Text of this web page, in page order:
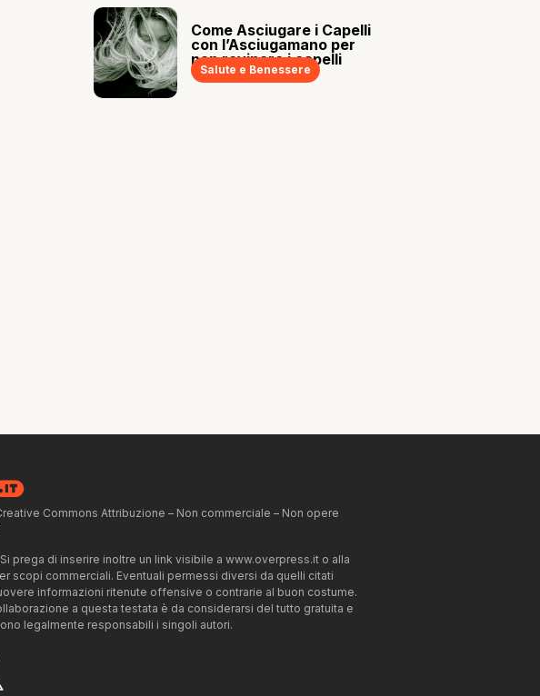
Come Asciugare i Capelli
con l’Asciugamano per
non rovinare i capelli
Salute e Benessere
Commons Attribuzione – Non commerciale – Non opere
di inserire inoltre un link visibile a www.overpress.it o alla
scopi commerciali. Eventuali permessi diversi da quelli citati
informazioni ritenute offensive o contrarie al buon costume.
a questa testata è da considerarsi del tutto gratuita e
legalmente responsabili i singoli autori.